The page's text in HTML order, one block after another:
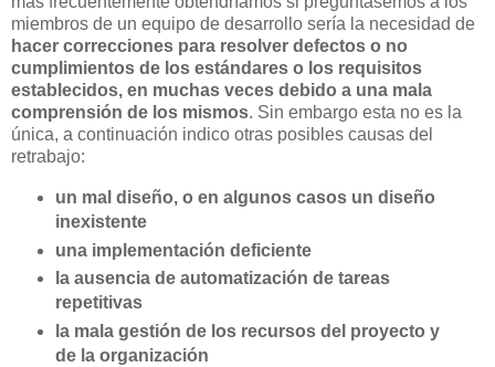
miembros de un equipo de desarrollo sería la necesidad de
hacer correcciones para resolver defectos o no
cumplimientos de los estándares o los requisitos
establecidos, en muchas veces debido a una mala
comprensión de los mismos. Sin embargo esta no es la
única, a continuación indico otras posibles causas del
retrabajo:
un mal diseño, o en algunos casos un diseño
inexistente
una implementación deficiente
la ausencia de automatización de tareas
repetitivas
la mala gestión de los recursos del proyecto y
de la organización